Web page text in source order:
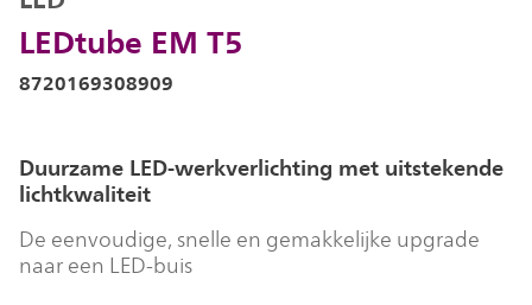
LEDtube EM T5
8720169308909
Duurzame LED-werkverlichting met uitstekende
lichtkwaliteit
De eenvoudige, snelle en gemakkelijke upgrade
naar een LED-buis